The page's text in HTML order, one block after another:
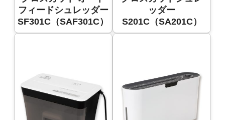
フィードシュレッダー
SF301C（SAF301C）
ッダー
S201C（SA201C）